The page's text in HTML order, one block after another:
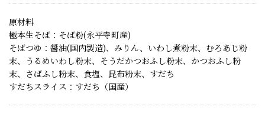
原材料
極本生そば：そば粉(永平寺町産)
そばつゆ：醤油(国内製造)、みりん、いわし煮粉末、むろあじ粉
末、うるめいわし粉末、そうだかつおふし粉末、かつおふし粉
末、さばふし粉末、食塩、昆布粉末、すだち
すだちスライス：すだち（国産）